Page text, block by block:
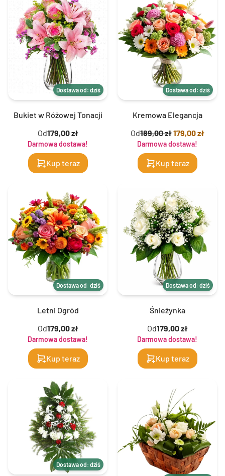
Dostawa od: dziś
Bukiet w Różowej Tonacji
Od179,00 zł
Darmowa dostawa!
Kup teraz
Dostawa od: dziś
Kremowa Elegancja
Od189,00 zł179,00 zł
Darmowa dostawa!
Kup teraz
Dostawa od: dziś
Letni Ogród
Od179,00 zł
Darmowa dostawa!
Kup teraz
Dostawa od: dziś
Śnieżynka
Od179,00 zł
Darmowa dostawa!
Kup teraz
Dostawa od: dziś